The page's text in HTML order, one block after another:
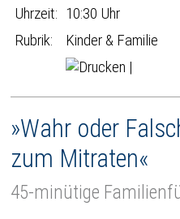
Uhrzeit: 10:30 Uhr
Rubrik:
Kinder & Familie
|
»Wahr oder
zum Mitraten«
45-minütige